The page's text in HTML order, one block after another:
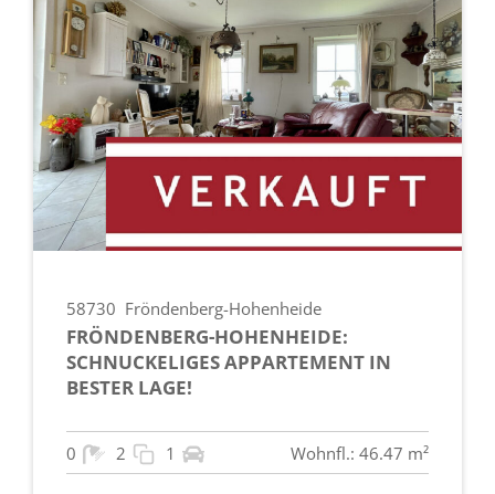
58730 Fröndenberg-Hohenheide
FRÖNDENBERG-HOHENHEIDE:
SCHNUCKELIGES APPARTEMENT IN
BESTER LAGE!
0 2 1 Wohnfl.: 46.47 m²